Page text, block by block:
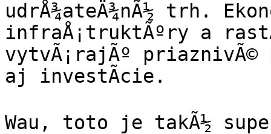
udrÅ¾ateÄ¾nÃ½ trh.
infraÅ¡truktÃºry a
vytvÃ¡rajÃº
aj investÃ­cie.
Wau, toto je takÃ½ super